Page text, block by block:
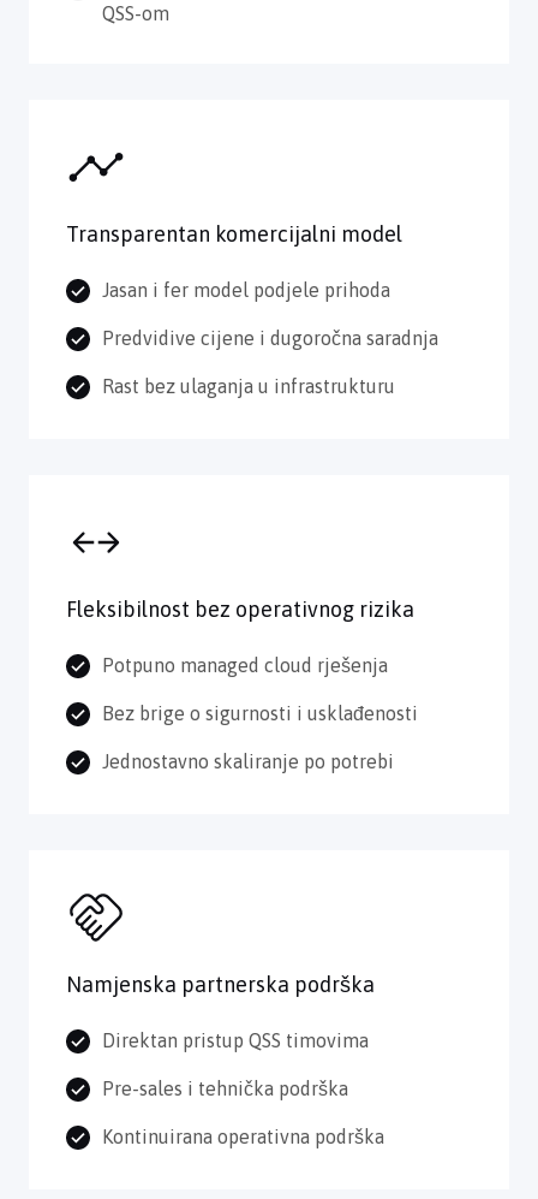
QSS-om
Transparentan komercijalni model
Jasan i fer model podjele prihoda
Predvidive cijene i dugoročna saradnja
Rast bez ulaganja u infrastrukturu
Fleksibilnost bez operativnog rizika
Potpuno managed cloud rješenja
Bez brige o sigurnosti i usklađenosti
Jednostavno skaliranje po potrebi
Namjenska partnerska podrška
Direktan pristup QSS timovima
Pre-sales i tehnička podrška
Kontinuirana operativna podrška